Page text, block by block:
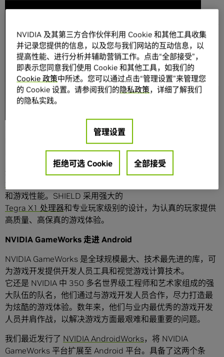
分享
NVIDIA GameWorks
提供何种解决方案？
游戏专用 OptiX
示例代码
“内容为王”几乎是四海皆准的真
理，但说起来容易做起来难。通
NVIDIA GameWorks和 NVIDIA
LightSpeed Studios，我们以强大
的处理器为基础，为用户创造炫酷
的 Android 游戏体验。
NVIDIA SHIELD Android 电视
和游戏性能。SHIELD 采用强大的
Tegra X1 处理器和专业玩家级别的设计，为认真的玩家提供
高质量、高保真的游戏体验。
NVIDIA GameWorks 走进 Android
NVIDIA GameWorks 是全球规模最大、技术最先进的库，可
为游戏开发提供开发人员工具和视觉游戏计算技术。
它还是 NVIDIA 中 350 多名世界级工程师和艺术家组成的强
大队伍的队名，他们通过与游戏开发人员合作，尽力打造最
为炫酷的游戏体验。数年来，他们与业内最优秀的游戏开发
人员并肩作战，以解决游戏方面最艰难和最重要的问题。
我们最近发行了 NVIDIA AndroidWorks，将 NVIDIA
GameWorks 平台扩展至 Android 平台。具备了这两个条
NVIDIA 及其第三方合作伙伴利用 Cookie 和其他工具收集
并记录您提供的信息，以及您与我们网站的互动信息，以
提高性能、进行分析并辅助营销工作。点击“全部接受”，
即表示您同意我们使用 Cookie 和其他工具，如我们的
Cookie 政策中所述。您可以通过点击“管理设置”来管理您
的 Cookie 设置。请参阅我们的隐私政策，详细了解我们
的隐私实践。
管理设置
拒绝可选 Cookie 全部接受